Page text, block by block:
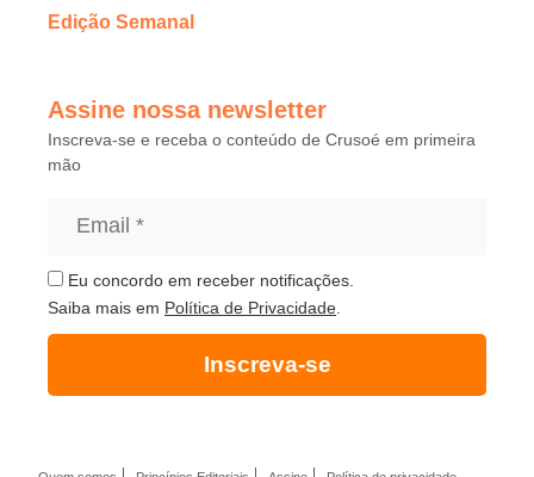
Edição Semanal
Assine nossa newsletter
Inscreva-se e receba o conteúdo de Crusoé em primeira
mão
Eu concordo em receber notificações.
Saiba mais em Política de Privacidade
Inscreva-se